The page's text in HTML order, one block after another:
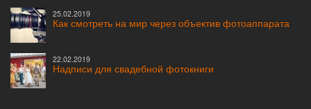
25.02.2019
Как смотреть на мир через объектив фотоаппарата
22.02.2019
Надписи для свадебной фотокниги